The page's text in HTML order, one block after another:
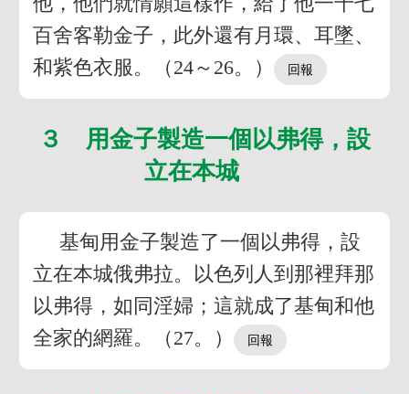
百舍客勒金子，此外還有月環、耳墜、
和紫色衣服。（24～26。）
３ 用金子製造一個以弗得，設
立在本城
基甸用金子製造了一個以弗得，設
立在本城俄弗拉。以色列人到那裡拜那
以弗得，如同淫婦；這就成了基甸和他
全家的網羅。（27。）